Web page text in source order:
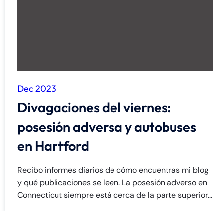
Dec 2023
Divagaciones del viernes:
posesión adversa y autobuses
en Hartford
Recibo informes diarios de cómo encuentras mi blog
y qué publicaciones se leen. La posesión adverso en
Connecticut siempre está cerca de la parte superior...